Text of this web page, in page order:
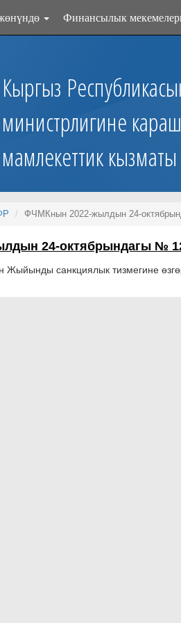
Финансылык
Кыргыз
министрлигине
мамлекеттик кызматы
ФЧМКнын 2022-жылдын 24-
24-октябрындагы №
Жыйынды санкциялык тизмегине